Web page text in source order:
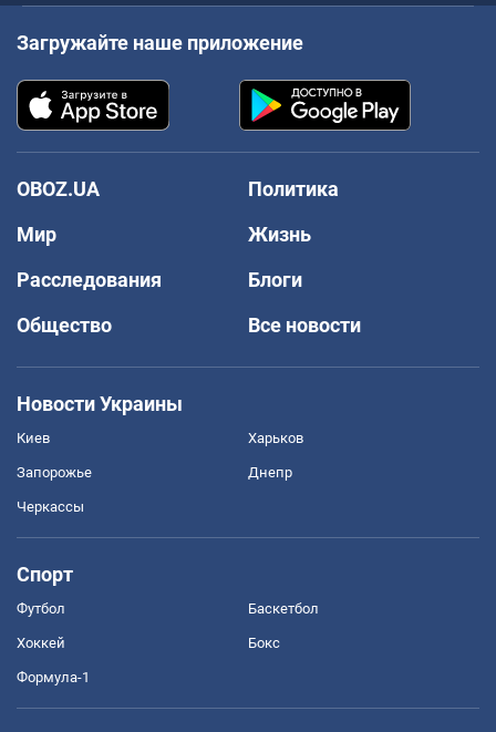
Загружайте наше приложение
OBOZ.UA
Политика
Мир
Жизнь
Расследования
Блоги
Общество
Все новости
Новости Украины
Киев Харьков
Запорожье Днепр
Черкассы
Спорт
Футбол Баскетбол
Хоккей Бокс
Формула-1